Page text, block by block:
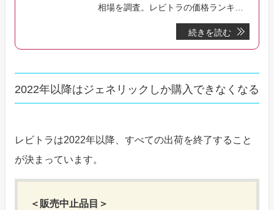
相場を調査。レビトラの価格ランキン
続きを読む
2022年以降はジェネリックしか購入できなくなる
レビトラは2022年以降、すべての出荷を終了すること
が決まっています。
＜販売中止品目＞